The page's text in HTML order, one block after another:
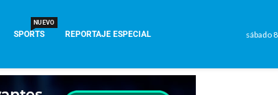
SPORTS
NUEVO
REPORTAJE ESPECIAL sábado